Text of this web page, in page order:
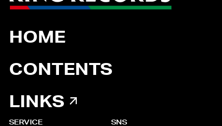
HOME
CONTENTS
LINKS
SERVICE SNS